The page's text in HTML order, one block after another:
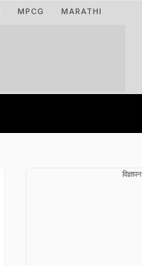
MPCG MARATHI
विज्ञापन